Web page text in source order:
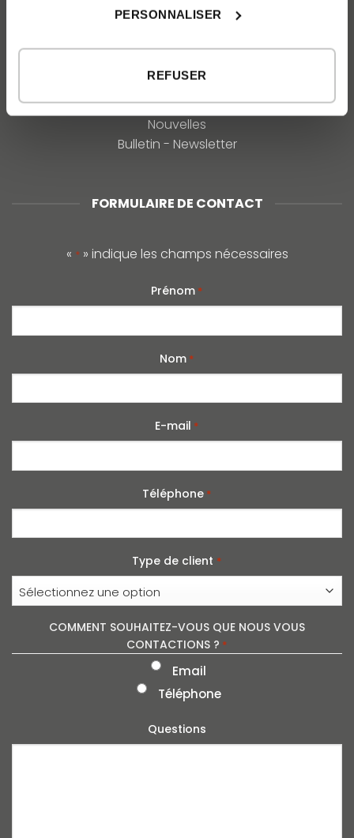
PERSONNALISER
REFUSER
Nos valeurs et philosophie
COMMUNICATION
Médias
Nouvelles
Bulletin - Newsletter
FORMULAIRE DE CONTACT
« *» indique les champs nécessaires
Prénom *
Nom *
E-mail *
Téléphone *
Type de client *
COMMENT SOUHAITEZ-VOUS QUE NOUS VOUS
CONTACTIONS ? *
Email
Téléphone
Questions